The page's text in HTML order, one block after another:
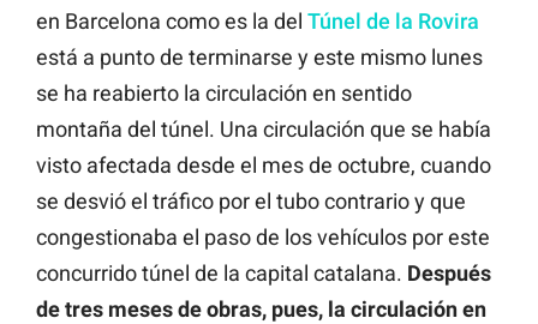
en Barcelona como es la del Túnel de la Rovira
está a punto de terminarse y este mismo lunes
se ha reabierto la circulación en sentido
montaña del túnel. Una circulación que se había
visto afectada desde el mes de octubre, cuando
se desvió el tráfico por el tubo contrario y que
congestionaba el paso de los vehículos por este
concurrido túnel de la capital catalana. Después
de tres meses de obras, pues, la circulación en